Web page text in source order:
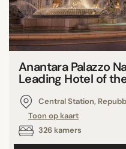
Anantara Palazzo
Leading Hotel of
Central Station,
Toon op kaart
326 kamers